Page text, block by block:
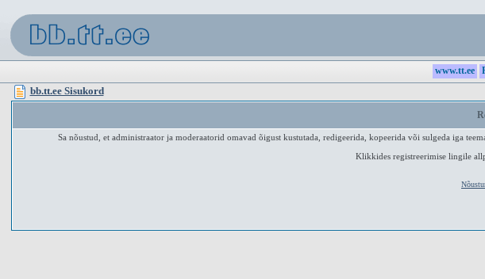
www.tt.ee
bb.tt.ee Sisukord
Sa nõustud, et administraator ja moderaatorid omavad õigust kustutada, redigeerida, kopeerida või sulgeda iga
Klikkides registreerimise lingile